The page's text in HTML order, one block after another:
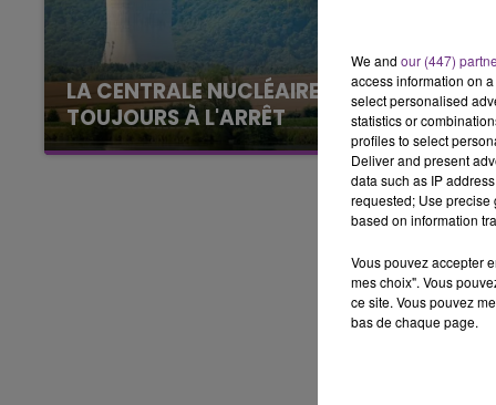
LA CENTRALE NUCLÉAIRE DE CHOOZ
TOUJOURS À L'ARRÊT
Cela fait déjà une semaine que la centrale
nucléaire ardennaise est à l'arrêt. Une situation
justifiée par la sécheresse intense qui est
We and our (447)
access information on
select personalised
statistics or
profiles to select
Deliver and present
data such as IP
requested; Use precise
based on information
Vous pouvez accepter
mes choix". Vous
ce site. Vous pouvez
bas de chaque page.